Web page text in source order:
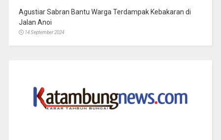
Agustiar Sabran Bantu Warga Terdampak Kebakaran di
Jalan Anoi
14 September 2024